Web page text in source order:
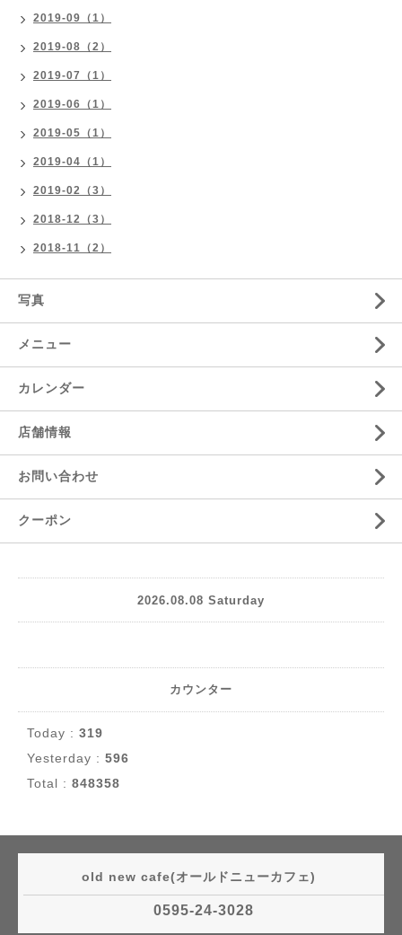
2019-09（1）
2019-08（2）
2019-07（1）
2019-06（1）
2019-05（1）
2019-04（1）
2019-02（3）
2018-12（3）
2018-11（2）
写真
メニュー
カレンダー
店舗情報
お問い合わせ
クーポン
2026.08.08 Saturday
カウンター
Today : 319
Yesterday : 596
Total : 848358
old new cafe(オールドニューカフェ)
0595-24-3028